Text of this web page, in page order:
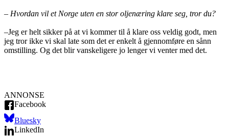
– Hvordan vil et Norge uten en stor oljenæring klare seg, tror du?
–Jeg er helt sikker på at vi kommer til å klare oss veldig godt, men
jeg tror ikke vi skal late som det er enkelt å gjennomføre en sånn
omstilling. Og det blir vanskeligere jo lenger vi venter med det.
ANNONSE
Facebook
Bluesky
LinkedIn